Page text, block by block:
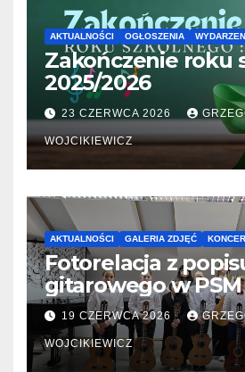
AKTUALNOŚCI OGŁOSZENIA
Zakończenie roku
2025/2026
23 CZERWCA 2026
WOJCIKIEWICZ
AKTUALNOŚCI GALERIA ZDJĘĆ
Fotorelacja z
gitarowego w
19 CZERWCA 2026
WOJCIKIEWICZ